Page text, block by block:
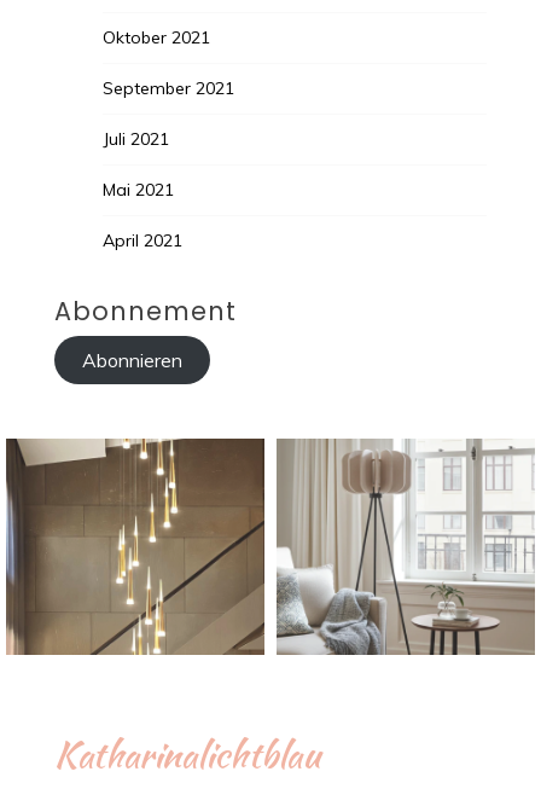
Oktober 2021
September 2021
Juli 2021
Mai 2021
April 2021
Abonnement
Abonnieren
Katharinalichtblau